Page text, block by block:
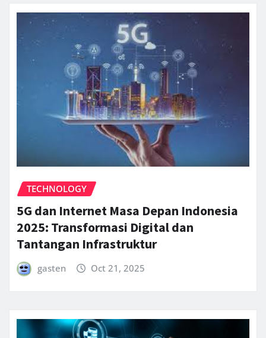
TECHNOLOGY
5G dan Internet Masa Depan Indonesia
2025: Transformasi Digital dan
Tantangan Infrastruktur
gasten Oct 21, 2025